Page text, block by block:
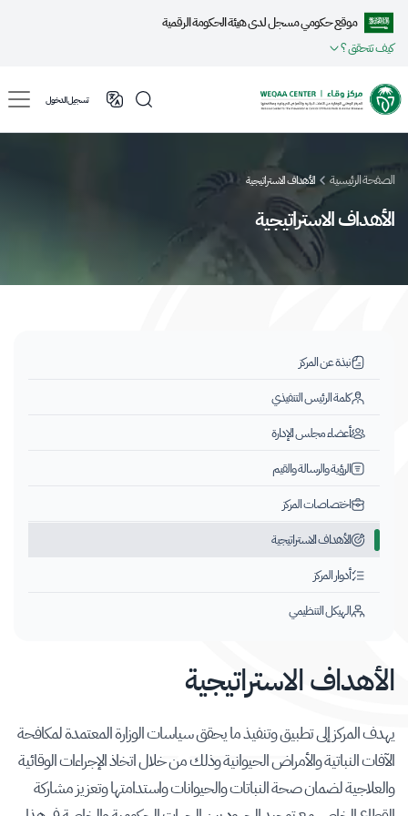
موقع حكومي مسجل لدى هيئة الحكومة الرقمية
كيف تتحقق ؟
تسجيل الدخول
الصفحة الرئيسية الأهداف الاستراتيجية
الأهداف الاستراتيجية
نبذة عن المركز
كلمة الرئيس التنفيذي
أعضاء مجلس الإدارة
الرؤية والرسالة والقيم
اختصاصات المركز
الأهداف الاستراتيجية
أدوار المركز
الهيكل التنظيمي
الأهداف الاستراتيجية
​​​​​​يهدف المركز إلى تطبيق وتنفيذ ما يحقق سياسات الوزارة المعتمدة لمكافحة
الآفات النباتية والأمراض الحيوانية وذلك من خلال اتخاذ الإجراءات الوقائية
والعلاجية لضمان صحة النباتات والحيوانات واستدامتها وتعزيز مشاركة